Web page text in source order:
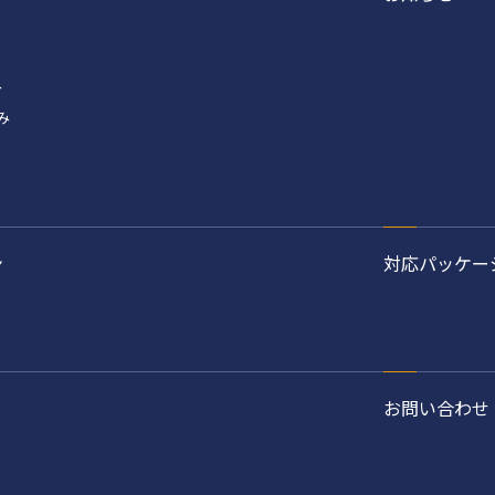
対応パッケ
お問い合わせ